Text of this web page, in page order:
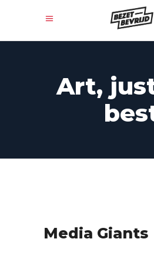
Art,
Media Giants